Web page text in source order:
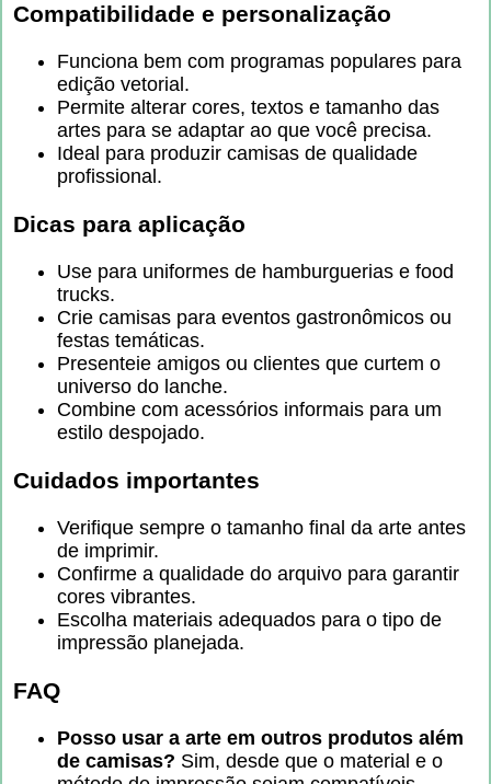
Compatibilidade e personalização
Funciona bem com programas populares para
edição vetorial.
Permite alterar cores, textos e tamanho das
artes para se adaptar ao que você precisa.
Ideal para produzir camisas de qualidade
profissional.
Dicas para aplicação
Use para uniformes de hamburguerias e food
trucks.
Crie camisas para eventos gastronômicos ou
festas temáticas.
Presenteie amigos ou clientes que curtem o
universo do lanche.
Combine com acessórios informais para um
estilo despojado.
Cuidados importantes
Verifique sempre o tamanho final da arte antes
de imprimir.
Confirme a qualidade do arquivo para garantir
cores vibrantes.
Escolha materiais adequados para o tipo de
impressão planejada.
FAQ
Posso usar a arte em outros produtos além
de camisas? Sim, desde que o material e o